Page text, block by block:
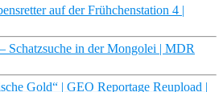
auf der Frühchenstation 4 |
Schatzsuche in der Mongolei | MDR
Gold“ | GEO Reportage Reupload |